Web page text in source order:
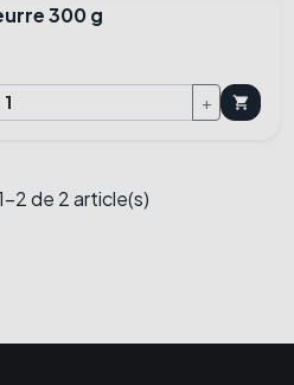
300 g
+ shopping_cart
2 de 2 article(s)